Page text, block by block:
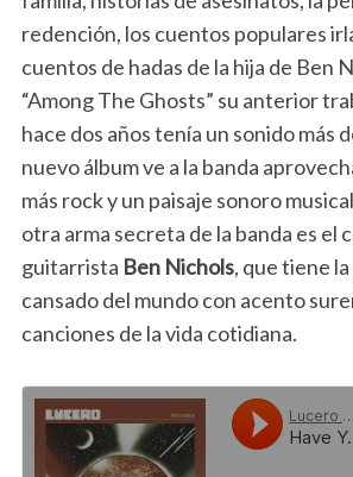
redención, los cuentos populares
cuentos de hadas de la hija de Ben
“Among The Ghosts” su anterior
hace dos años tenía un sonido más
nuevo álbum ve a la banda
más rock y un paisaje sonoro
otra arma secreta de la banda es el
guitarrista Ben Nichols, que tiene
cansado del mundo con acento
canciones de la vida cotidiana.